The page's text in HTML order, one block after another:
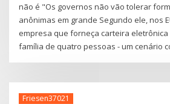
não é "Os governos não vão tolerar
anônimas em grande Segundo ele, nos
empresa que forneça carteira
família de quatro pessoas - um cenário
Friesen37021